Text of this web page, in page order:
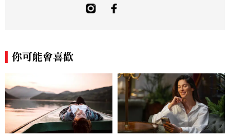
敏銳的觀察力與敘事能力，撰寫出兼具深度
與美感的專題內容，長期關注亞洲娛樂、人
力的跨平台敘事語言。認為好的內容不僅是
記錄時代，更是溫柔的行動——在每一段訪
談與每一篇文章裡，留下值得反覆回味的
光。
你可能會喜歡